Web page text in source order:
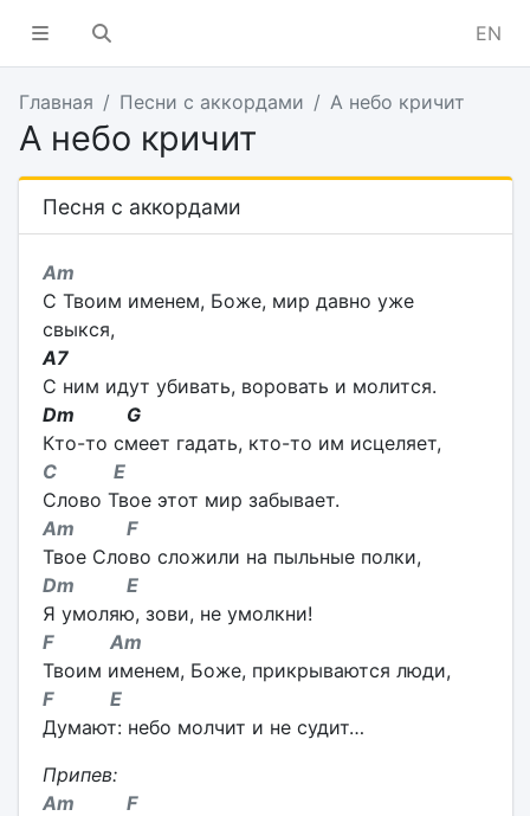
EN
Главная Песни с аккордами А небо кричит
А небо кричит
Песня с аккордами
Am
С Твоим именем, Боже, мир давно уже
свыкся,
A7
С ним идут убивать, воровать и молится.
Dm G
Кто-то смеет гадать, кто-то им исцеляет,
C E
Слово Твое этот мир забывает.
Am F
Твое Cлово сложили на пыльные полки,
Dm E
Я умоляю, зови, не умолкни!
F Am
Твоим именем, Боже, прикрываются люди,
F E
Думают: небо молчит и не судит…
Припев:
Am F